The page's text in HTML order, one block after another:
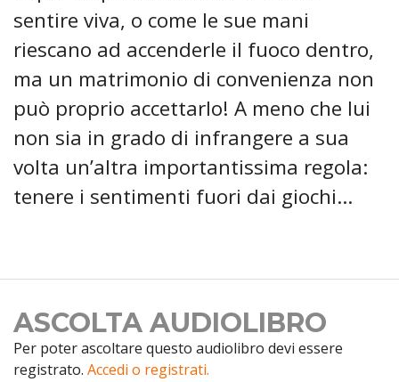
sentire viva, o come le sue mani
riescano ad accenderle il fuoco dentro,
ma un matrimonio di convenienza non
può proprio accettarlo! A meno che lui
non sia in grado di infrangere a sua
volta un’altra importantissima regola:
tenere i sentimenti fuori dai giochi...
ASCOLTA AUDIOLIBRO
Per poter ascoltare questo audiolibro devi essere
registrato. Accedi o registrati.